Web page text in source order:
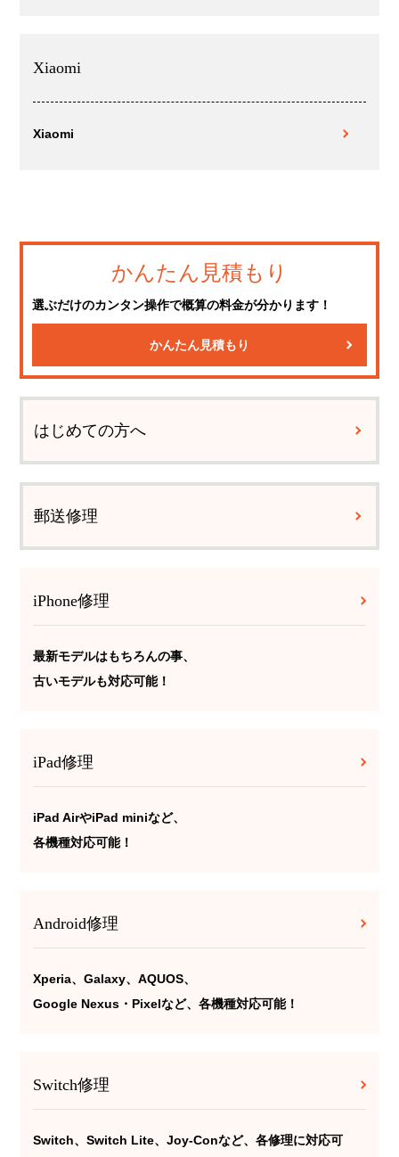
Xiaomi
Xiaomi
かんたん見積もり
選ぶだけのカンタン操作で概算の料金が分かります！
かんたん見積もり
はじめての方へ
郵送修理
iPhone修理
最新モデルはもちろんの事、
古いモデルも対応可能！
iPad修理
iPad AirやiPad miniなど、
各機種対応可能！
Android修理
Xperia、Galaxy、AQUOS、
Google Nexus・Pixelなど、各機種対応可能！
Switch修理
Switch、Switch Lite、Joy-Conなど、各修理に対応可